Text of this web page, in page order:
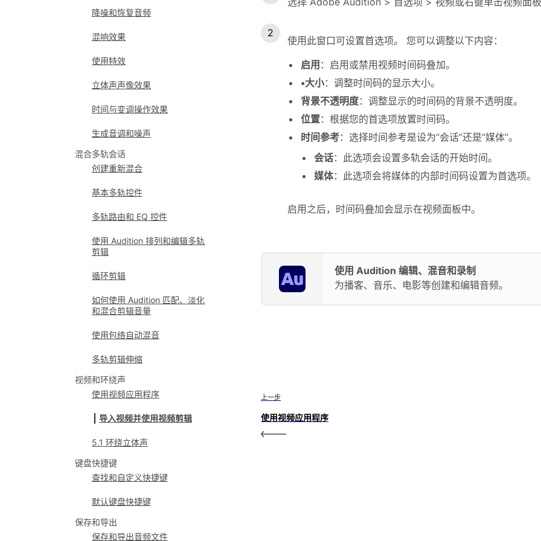
降噪和恢复音频
混响效果
使用特效
立体声声像效果
时间与变调操作效果
生成音调和噪声
混合多轨会话
创建重新混合
基本多轨控件
多轨路由和 EQ 控件
使用 Audition 排列和编辑多轨
剪辑
循环剪辑
如何使用 Audition 匹配、淡化
和混合剪辑音量
使用包络自动混音
多轨剪辑伸缩
视频和环绕声
使用视频应用程序
导入视频并使用视频剪辑
5.1 环绕立体声
键盘快捷键
查找和自定义快捷键
默认键盘快捷键
保存和导出
保存和导出音频文件
使用此窗口可设置首选项。 您可以调整以下内容：
启用 ：启用或禁用视频时间码叠加。
•大小：调整时间码的显示大小。
背景不透明度：调整显示的时间码的背景不透明度。
位置：根据您的首选项放置时间码。
时间参考：选择时间参考是设为“会话”还是“媒体”。
会话：此选项会设置多轨会话的开始时间。
媒体：此选项会将媒体的内部时间码设置为首选项。
启用之后，时间码叠加会显示在视频面板中。
使用 Audition 编辑、混音和录制
为播客、音乐、电影等创建和编辑音频。
上一步
使用视频应用程序